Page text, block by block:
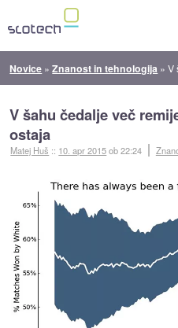
Novice »Znanost in tehnologija »V
V šahu čedalje več
ostaja
Matej Huš :: 10. apr 2015ob 22:24